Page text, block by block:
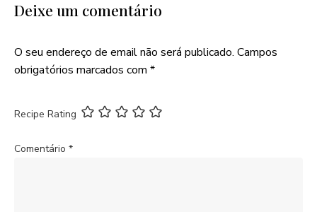
Deixe um comentário
O seu endereço de email não será publicado. Campos
obrigatórios marcados com *
Recipe Rating
Comentário *